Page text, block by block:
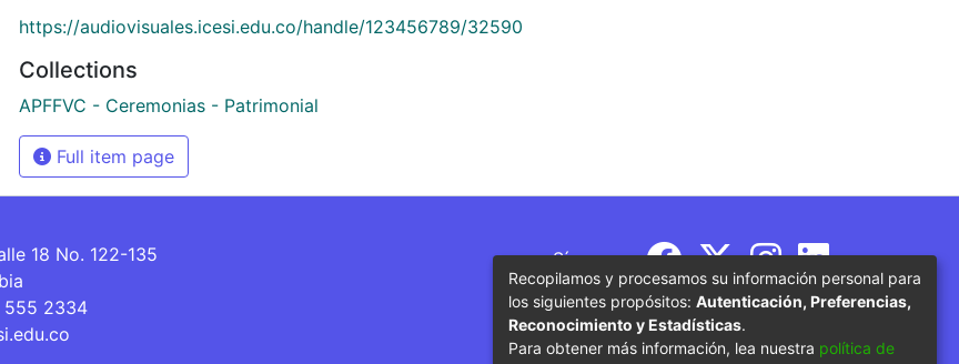
https://audiovisuales.icesi.edu.co/handle/123456789/32590
Collections
APFFVC - Ceremonias - Patrimonial
Full item page
18 No. 122-135
555 2334
Síguenos
Recopilamos y procesamos su información personal para
los siguientes propósitos: Autenticación, Preferencias,
Reconocimiento y Estadísticas.
Para obtener más información, lea nuestra política de